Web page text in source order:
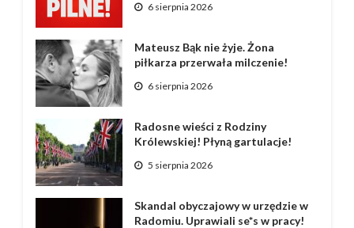
6 sierpnia 2026
Mateusz Bąk nie żyje. Żona
piłkarza przerwała milczenie!
6 sierpnia 2026
Radosne wieści z Rodziny
Królewskiej! Płyną gartulacje!
5 sierpnia 2026
Skandal obyczajowy w urzędzie w
Radomiu. Uprawiali se*s w pracy!